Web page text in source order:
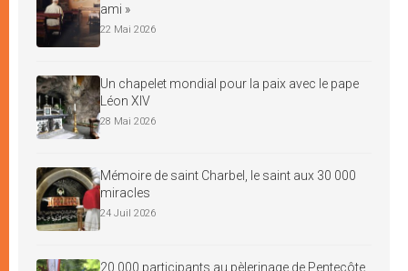
ami »
22 Mai 2026
Un chapelet mondial pour la paix avec le pape
Léon XIV
28 Mai 2026
Mémoire de saint Charbel, le saint aux 30 000
miracles
24 Juil 2026
20 000 participants au pèlerinage de Pentecôte